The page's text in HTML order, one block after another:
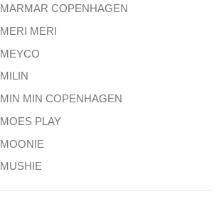
MARMAR COPENHAGEN
MERI MERI
MEYCO
MILIN
MIN MIN COPENHAGEN
MOES PLAY
MOONIE
MUSHIE